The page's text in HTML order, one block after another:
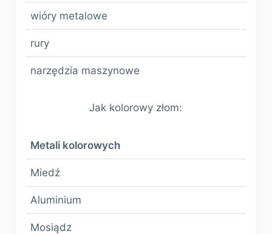
wióry metalowe
rury
narzędzia maszynowe
Jak kolorowy złom:
Metali kolorowych
Miedź
Aluminium
Mosiądz